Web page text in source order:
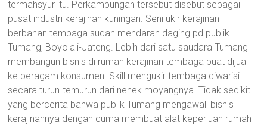
termahsyur itu. Perkampungan tersebut disebut sebagai
pusat industri kerajinan kuningan. Seni ukir kerajinan
berbahan tembaga sudah mendarah daging pd publik
Tumang, Boyolali-Jateng. Lebih dari satu saudara Tumang
membangun bisnis di rumah kerajinan tembaga buat dijual
ke beragam konsumen. Skill mengukir tembaga diwarisi
secara turun-temurun dari nenek moyangnya. Tidak sedikit
yang bercerita bahwa publik Tumang mengawali bisnis
kerajinannya dengan cuma membuat alat keperluan rumah